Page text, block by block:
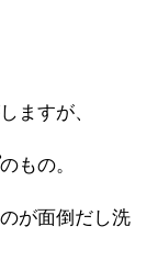
ますが、
のもの。
が面倒だし洗